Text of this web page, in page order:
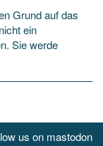
Grund auf das
ein
Sie werde
us on mastodon